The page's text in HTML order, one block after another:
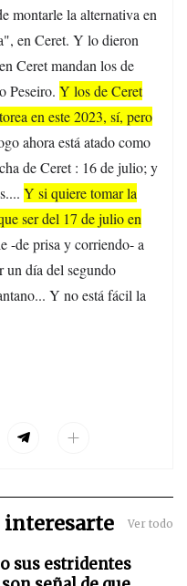
montarle la alternativa en
en Ceret. Y lo dieron
Ceret mandan los de
Peseiro. Y los de Ceret
en este 2023, sí, pero
ahora está atado como
de Ceret : 16 de julio; y
Y si quiere tomar la
ser del 17 de julio en
-de prisa y corriendo- a
un día del segundo
Y no está fácil la
interesarte Ver todo
sus estridentes